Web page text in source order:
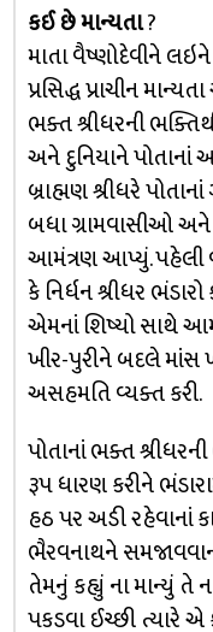
કઈ છે માન્યતા?
માતા વૈષ્ણોદેવીને
પ્રસિદ્ધ પ્રાચીન
ભક્ત શ્રીધરની
અને દુનિયાને પોતાનાં
બ્રાહ્મણ શ્રીધરે
બધા ગ્રામવાસીઓ
આમંત્રણ આપ્યું. પહેલી
કે નિર્ધન શ્રીધર
એમનાં શિષ્યો સાથે
ખીર-પુરીને બદલે માંસ
અસહમતિ વ્યક્ત કરી.
પોતાનાં ભક્ત
રૂપ ધારણ કરીને
હઠ પર અડી રહેવાનાં
ભૈરવનાથને
તેમનું કહ્યું ના માન્યું તે
પકડવા ઈચ્છી ત્યારે એ